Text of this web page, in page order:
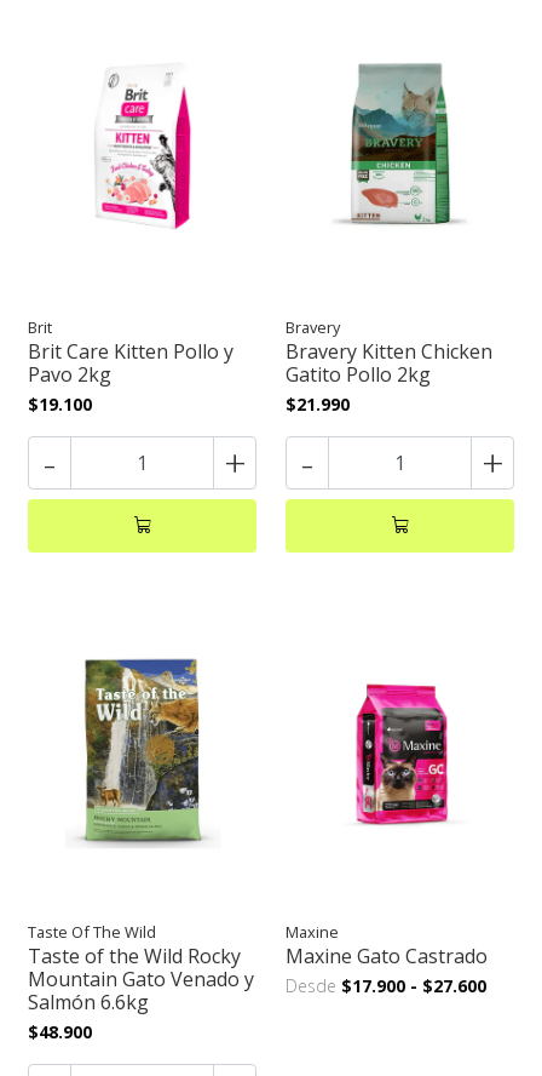
Brit
Brit Care Kitten Pollo y
Pavo 2kg
$19.100
- +
Bravery
Bravery Kitten Chicken
Gatito Pollo 2kg
$21.990
- +
Taste Of The Wild
Taste of the Wild Rocky
Mountain Gato Venado y
Salmón 6.6kg
$48.900
Maxine
Maxine Gato Castrado
Desde $17.900 - $27.600